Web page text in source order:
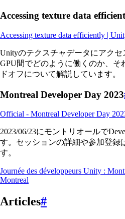
Accessing texture data
Accessing texture data efficiently |
Unityのテクスチャデータにアクセ
GPU間でどのように働くのか、そ
ドオフについて解説しています。
Montreal Developer Day 2023
Official - Montreal Developer Day
2023/06/23にモントリオールで
す。セッションの詳細や参加登録
す。
Journée des développeurs Unity :
Montreal
Articles#